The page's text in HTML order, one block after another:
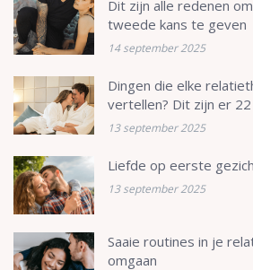
Dit zijn alle redenen
tweede kans te geven
14 september 2025
Dingen die elke
vertellen? Dit zijn er 22
13 september 2025
Liefde op eerste
13 september 2025
Saaie routines in je
omgaan